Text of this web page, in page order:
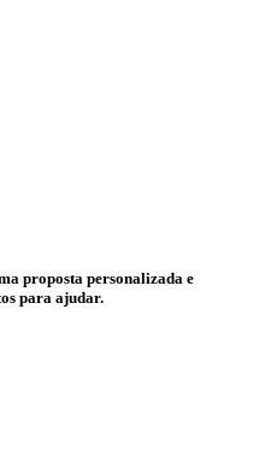
proposta personalizada e
para ajudar.